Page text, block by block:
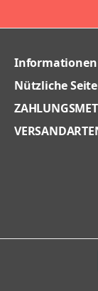
Informationen
Nützliche